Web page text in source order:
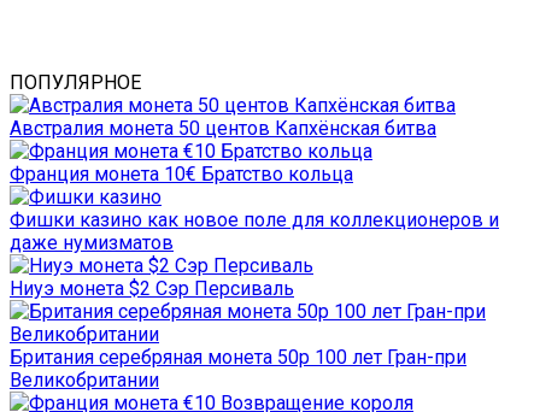
ПОПУЛЯРНОЕ
Австралия монета 50 центов Капхёнская битва
Франция монета 10€ Братство кольца
Фишки казино как новое поле для коллекционеров и
даже нумизматов
Ниуэ монета $2 Сэр Персиваль
Британия серебряная монета 50р 100 лет Гран-при
Великобритании